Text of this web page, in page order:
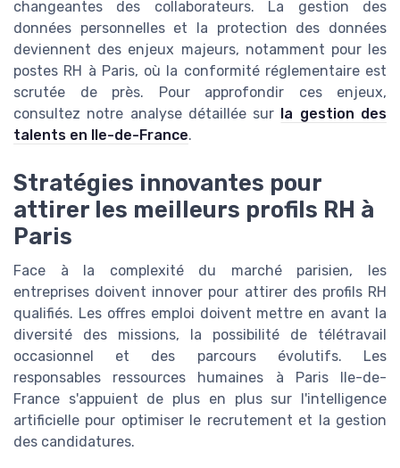
changeantes des collaborateurs. La gestion des
données personnelles et la protection des données
deviennent des enjeux majeurs, notamment pour les
postes RH à Paris, où la conformité réglementaire est
scrutée de près. Pour approfondir ces enjeux,
consultez notre analyse détaillée sur
la gestion des
talents en Ile-de-France.
Stratégies innovantes pour
attirer les meilleurs profils RH à
Paris
Face à la complexité du marché parisien, les
entreprises doivent innover pour attirer des profils RH
qualifiés. Les offres emploi doivent mettre en avant la
diversité des missions, la possibilité de télétravail
occasionnel et des parcours évolutifs. Les
responsables ressources humaines à Paris Ile-de-
France s'appuient de plus en plus sur l'intelligence
artificielle pour optimiser le recrutement et la gestion
des candidatures.